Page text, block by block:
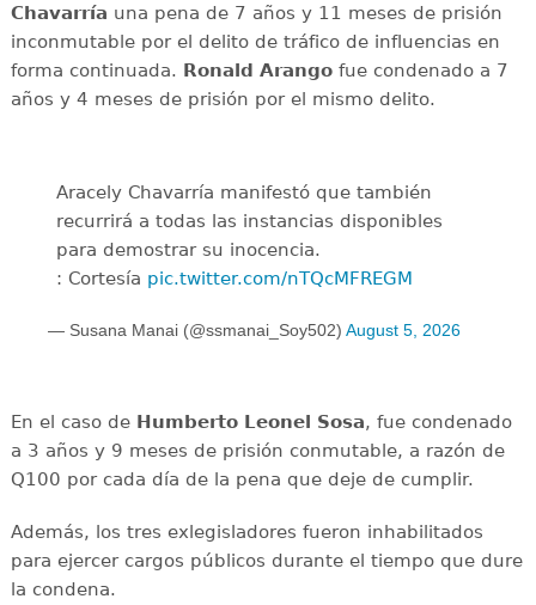
Chavarría una pena de 7 años y 11 meses de prisión
inconmutable por el delito de tráfico de influencias en
forma continuada. Ronald Arangofue condenado a 7
años y 4 meses de prisión por el mismo delito.
Aracely Chavarría manifestó que también
recurrirá a todas las instancias disponibles
para demostrar su inocencia.
: Cortesía pic.twitter.com/nTQcMFREGM
— Susana Manai (@ssmanai_Soy502) August 5, 2026
En el caso de Humberto Leonel Sosa, fue condenado
a 3 años y 9 meses de prisión conmutable, a razón de
Q100 por cada día de la pena que deje de cumplir.
Además, los tres exlegisladores fueron inhabilitados
para ejercer cargos públicos durante el tiempo que dure
la condena.